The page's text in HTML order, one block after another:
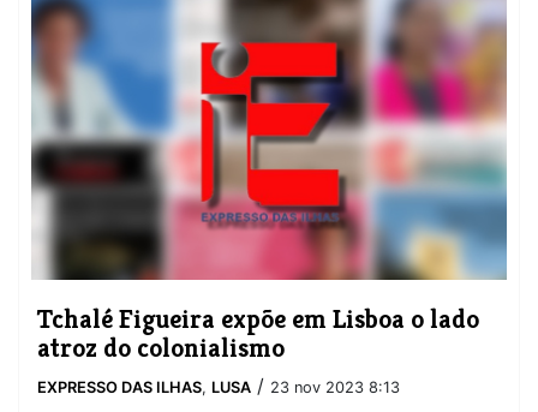
Tchalé Figueira expõe em Lisboa o lado
atroz do colonialismo
EXPRESSO DAS ILHAS, LUSA / 23 nov 2023 8:13